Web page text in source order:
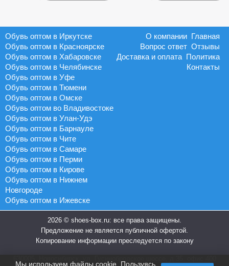
Обувь оптом в Иркутске
Обувь оптом в Красноярске
Обувь оптом в Хабаровске
Обувь оптом в Челябинске
Обувь оптом в Уфе
Обувь оптом в Тюмени
Обувь оптом в Омске
Обувь оптом во Владивостоке
Обувь оптом в Улан-Удэ
Обувь оптом в Барнауле
Обувь оптом в Чите
Обувь оптом в Самаре
Обувь оптом в Перми
Обувь оптом в Кирове
Обувь оптом в Нижнем
Новгороде
Обувь оптом в Ижевске
Главная
О компании
Отзывы
Вопрос ответ
Политика
Доставка и оплата
Контакты
2026 © shoes-box.ru: все права защищены.
Предложение не является публичной офертой.
Копирование информации преследуется по закону
Мы используем файлы cookie. Пользуясь